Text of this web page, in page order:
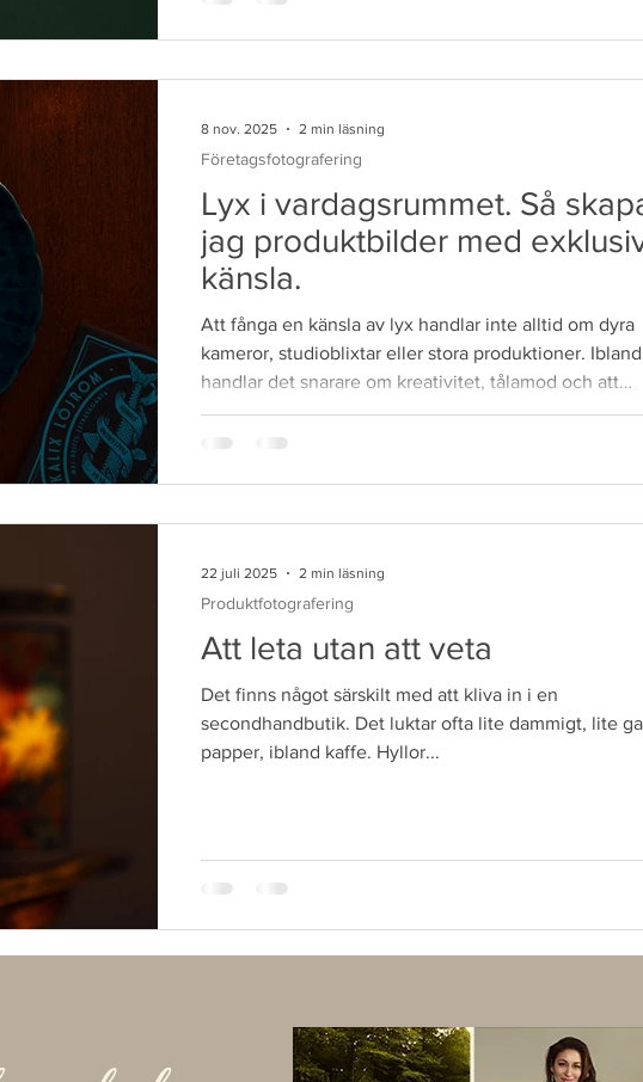
fanns bara ett litet hinder. Eller tre. Jag äger inget
Lyx i vardagsrummet. Så
jag produktbilder med
känsla.
Att fånga en känsla av lyx handlar inte alltid om dyra
kameror, studioblixtar eller stora produktioner. Ibland
handlar det snarare om kreativitet, tålamod och att
verkligen förstå ljusets magi. När jag skulle
här förpackningarna innehållande löjrom för märket
En enkel ljuskälla, många möjligheter För att få fram
Företagsfotografering
8 nov. 2025 2 min läsning
Att leta utan att veta
Det finns något särskilt med att kliva in i en
secondhandbutik. Det luktar ofta lite dammigt, lite
papper, ibland kaffe. Hyllor...
Produktfotografering
22 juli 2025 2 min läsning